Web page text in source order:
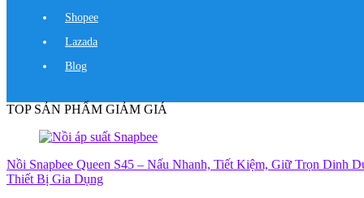
Shopee
Lazada
Blog
TOP SẢN PHẨM GIẢM GIÁ
Nồi Snapbee Queen S45 – Nấu Nhanh, Tiết Kiệm, Giữ Trọn Dinh
Thiết Bị Gia Dụng